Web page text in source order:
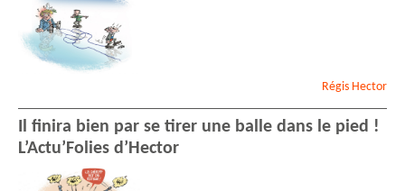
Régis Hector
Il finira bien par se tirer une balle dans le pied !
L’Actu’Folies d’Hector